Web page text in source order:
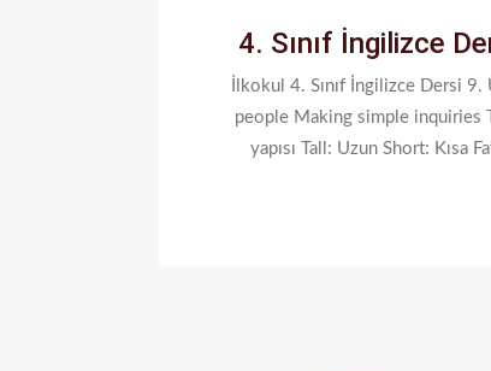
4. Sınıf İngilizce
İlkokul 4. Sınıf İngilizce Dersi
people Making simple inquiries
yapısı Tall: Uzun Short: Kısa